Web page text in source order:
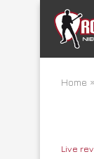
Home »
Live